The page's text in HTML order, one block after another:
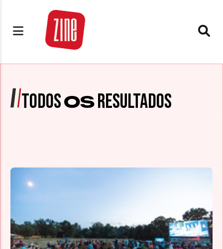
TODOSOSRESULTADOS